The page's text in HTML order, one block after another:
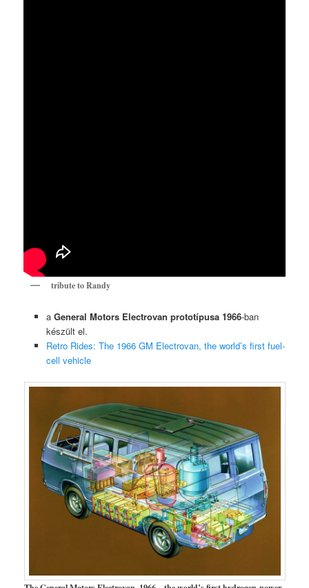
tribute to Randy
a General Motors Electrovan prototípusa 1966-ban
készült el.
Retro Rides: The 1966 GM Electrovan, the world’s first fuel-
cell vehicle